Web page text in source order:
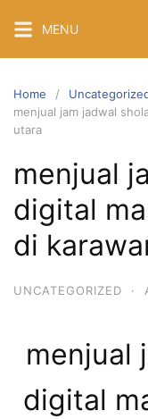
content
MENU
Home
menjual jam jadwal
utara
menjual
digital
di
UNCATEGORIZED ·
menjual
digital